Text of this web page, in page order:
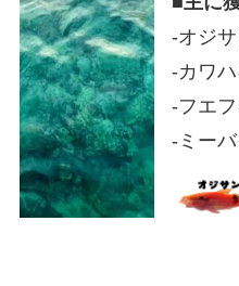
-オジサ
-カワ
-フエ
-ミーバ